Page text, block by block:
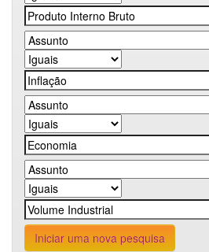
Iniciar uma nova pesquisa